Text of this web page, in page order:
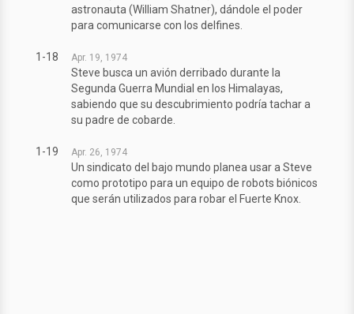
astronauta (William Shatner), dándole el poder
para comunicarse con los delfines.
1-18 Apr. 19, 1974
Steve busca un avión derribado durante la
Segunda Guerra Mundial en los Himalayas,
sabiendo que su descubrimiento podría tachar a
su padre de cobarde.
1-19 Apr. 26, 1974
Un sindicato del bajo mundo planea usar a Steve
como prototipo para un equipo de robots biónicos
que serán utilizados para robar el Fuerte Knox.